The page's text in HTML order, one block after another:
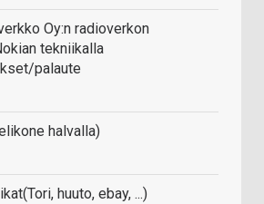
Oy:n radioverkon
tekniikalla
palaute
halvalla)
huuto, ebay, ...)